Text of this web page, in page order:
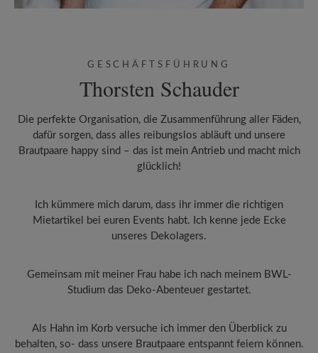
GESCHÄFTSFÜHRUNG
Thorsten Schauder
Die perfekte Organisation, die Zusammenführung aller Fäden,
dafür sorgen, dass alles reibungslos abläuft und unsere
Brautpaare happy sind – das ist mein Antrieb und macht mich
glücklich!
Ich kümmere mich darum, dass ihr immer die richtigen
Mietartikel bei euren Events habt. Ich kenne jede Ecke
unseres Dekolagers.
Gemeinsam mit meiner Frau habe ich nach meinem BWL-
Studium das Deko-Abenteuer gestartet.
Als Hahn im Korb versuche ich immer den Überblick zu
behalten, so- dass unsere Brautpaare entspannt feiern können.